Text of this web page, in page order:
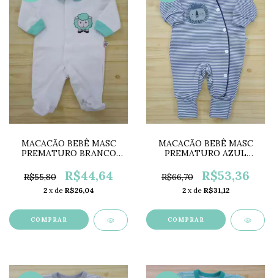
MACACÃO BEBÊ MASC
PREMATURO BRANCO
R$55,80
R$44,64
2 x de R$26,04
COMPRAR
MACACÃO BEBÊ MASC
PREMATURO AZUL
R$66,70
R$53,36
2 x de R$31,12
COMPRAR